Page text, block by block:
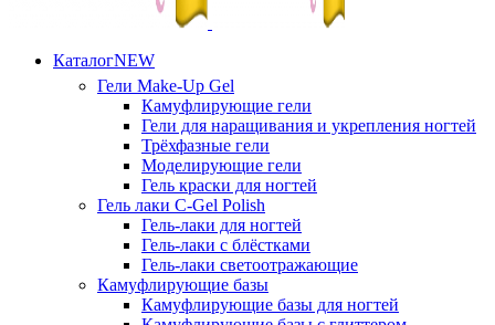
КаталогNEW
Гели Make-Up Gel
Камуфлирующие гели
Гели для наращивания и укрепления ногтей
Трёхфазные гели
Моделирующие гели
Гель краски для ногтей
Гель лаки C-Gel Polish
Гель-лаки для ногтей
Гель-лаки с блёстками
Гель-лаки светоотражающие
Камуфлирующие базы
Камуфлирующие базы для ногтей